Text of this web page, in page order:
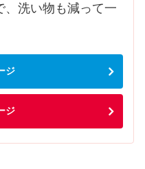
、洗い物も減って一
ジ
ジ